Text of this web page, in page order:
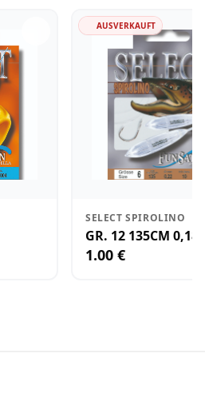
AUSVERKAUFT
SELECT SPIROLINO
GR. 12 135CM
1.00 €